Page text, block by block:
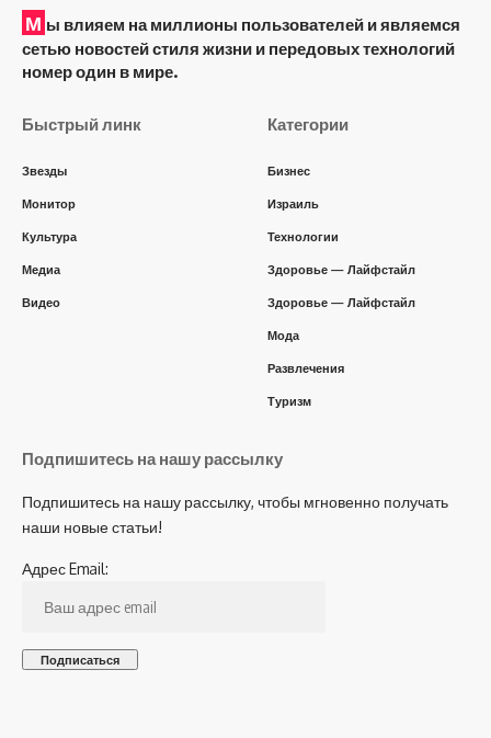
М ы влияем на миллионы пользователей и являемся
сетью новостей стиля жизни и передовых технологий
номер один в мире.
Быстрый линк
Звезды
Монитор
Культура
Медиа
Видео
Категории
Бизнес
Израиль
Технологии
Здоровье — Лайфстайл
Здоровье — Лайфстайл
Мода
Развлечения
Туризм
Подпишитесь на нашу рассылку
Подпишитесь на нашу рассылку, чтобы мгновенно получать
наши новые статьи!
Адрес Email: